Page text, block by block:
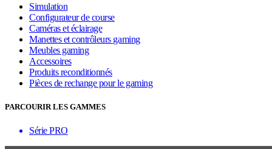
Simulation
Configurateur de course
Caméras et éclairage
Manettes et contrôleurs gaming
Meubles gaming
Accessoires
Produits reconditionnés
Pièces de rechange pour le gaming
PARCOURIR LES GAMMES
Série PRO